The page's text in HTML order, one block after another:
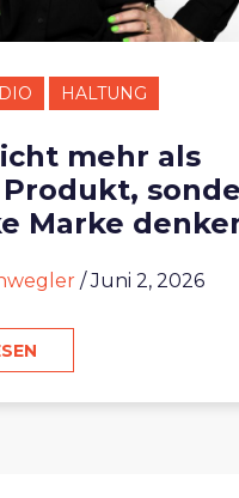
HALTUNG
mehr als
Marke
/ Juni 2, 2026